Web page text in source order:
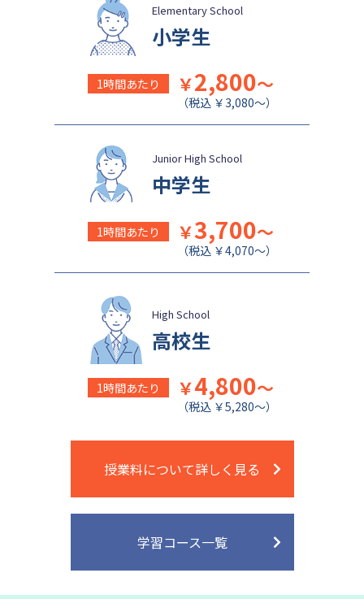
関西学院千里国際中等部 佐久長聖中学校
Elementary School
小学生
1時間あたり ￥2,800～
（税込 ￥3,080～）
Junior High School
中学生
1時間あたり ￥3,700～
（税込 ￥4,070～）
High School
高校生
1時間あたり ￥4,800～
（税込 ￥5,280～）
授業料について詳しく見る
学習コース一覧